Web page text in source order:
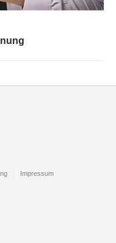
Impressum